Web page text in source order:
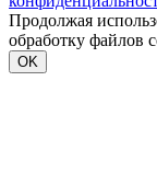
Продолжая
обработку файлов
OK